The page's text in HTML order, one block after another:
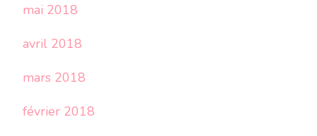
mai 2018
avril 2018
mars 2018
février 2018